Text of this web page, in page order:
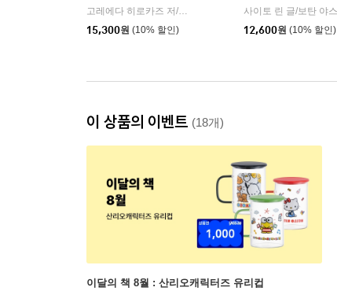
고레에다 히로카즈 저/장선정 역
15,300원 (10% 할인)
12,600원 (10% 할인)
이 상품의 이벤트 (18개)
이달의 책 8월 : 산리오캐릭터즈 유리컵